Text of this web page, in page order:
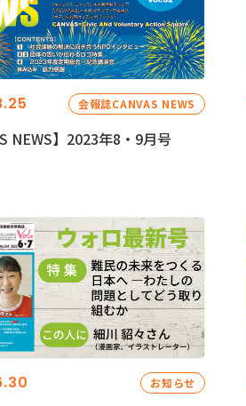
会報誌CANVAS NEWS
NEWS】2023年8・9月号
お知らせ